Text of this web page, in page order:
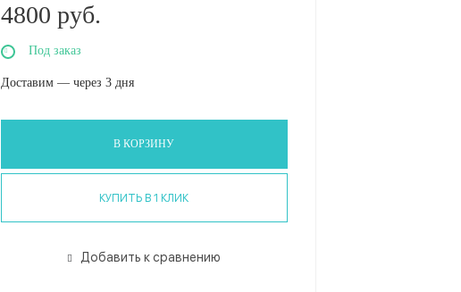
4800 руб.
Под заказ
Доставим — через 3 дня
В КОРЗИНУ
КУПИТЬ В 1 КЛИК
Добавить к сравнению